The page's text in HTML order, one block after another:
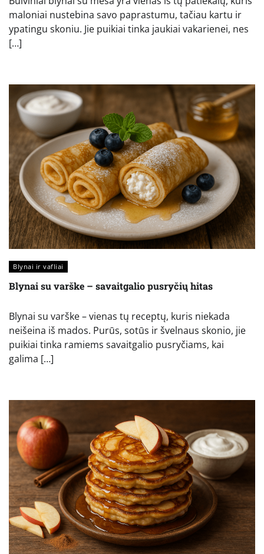
maloniai nustebina savo paprastumu, tačiau kartu ir
ypatingu skoniu. Jie puikiai tinka jaukiai vakarienei, nes
[…]
Blynai ir vafliai
Blynai su varške – savaitgalio pusryčių hitas
Blynai su varške – vienas tų receptų, kuris niekada
neišeina iš mados. Purūs, sotūs ir švelnaus skonio, jie
puikiai tinka ramiems savaitgalio pusryčiams, kai
galima […]